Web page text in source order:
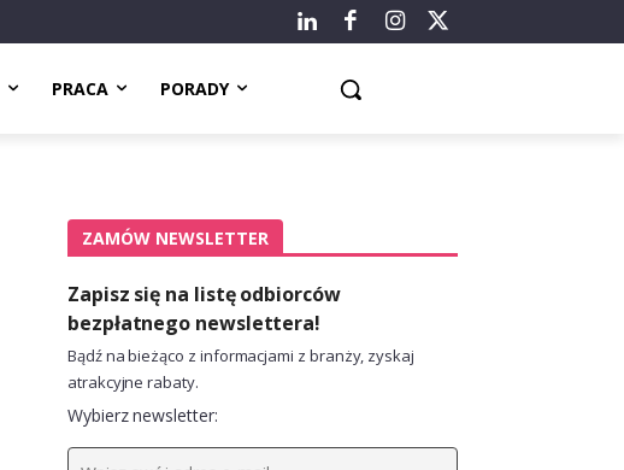
PRACA PORADY
ZAMÓW NEWSLETTER
Zapisz się na listę odbiorców
bezpłatnego newslettera!
Bądź na bieżąco z informacjami z branży, zyskaj
atrakcyjne rabaty.
Wybierz newsletter: